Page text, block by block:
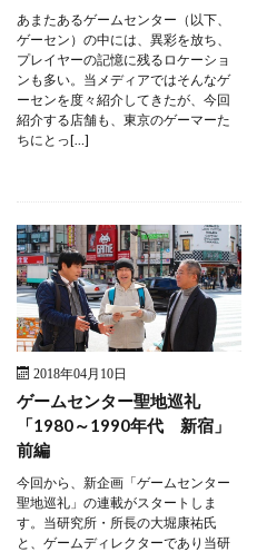
あまたあるゲームセンター（以下、
ゲーセン）の中には、異彩を放ち、
プレイヤーの記憶に残るロケーショ
ンも多い。当メディアではそんなゲ
ーセンを度々紹介してきたが、今回
紹介する店舗も、東京のゲーマーた
ちにとっ[…]
2018年04月10日
ゲームセンター聖地巡礼
「1980～1990年代 新宿」
前編
今回から、新企画「ゲームセンター
聖地巡礼」の連載がスタートしま
す。当研究所・所長の大堀康祐氏
と、ゲームディレクターであり当研